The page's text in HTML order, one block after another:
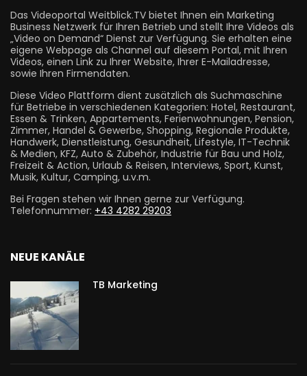
Das Videoportal Weitblick.TV bietet Ihnen ein Marketing
Business Netzwerk für Ihren Betrieb und stellt Ihre Videos als
„Video on Demand“ Dienst zur Verfügung. Sie erhalten eine
eigene Webpage als Channel auf diesem Portal, mit Ihren
Videos, einen Link zu Ihrer Website, Ihrer E-Mailadresse,
sowie Ihren Firmendaten.
Diese Video Plattform dient zusätzlich als Suchmaschine
für Betriebe in verschiedenen Kategorien: Hotel, Restaurant,
Essen & Trinken, Appartements, Ferienwohnungen, Pension,
Zimmer, Handel & Gewerbe, Shopping, Regionale Produkte,
Handwerk, Dienstleistung, Gesundheit, Lifestyle, IT-Technik
& Medien, KFZ, Auto & Zubehör, Industrie für Bau und Holz,
Freizeit & Action, Urlaub & Reisen, Interviews, Sport, Kunst,
Musik, Kultur, Camping, u.v.m.
Bei Fragen stehen wir Ihnen gerne zur Verfügung.
Telefonnummer: +43 4282 29203
NEUE KANÄLE
TB Marketing